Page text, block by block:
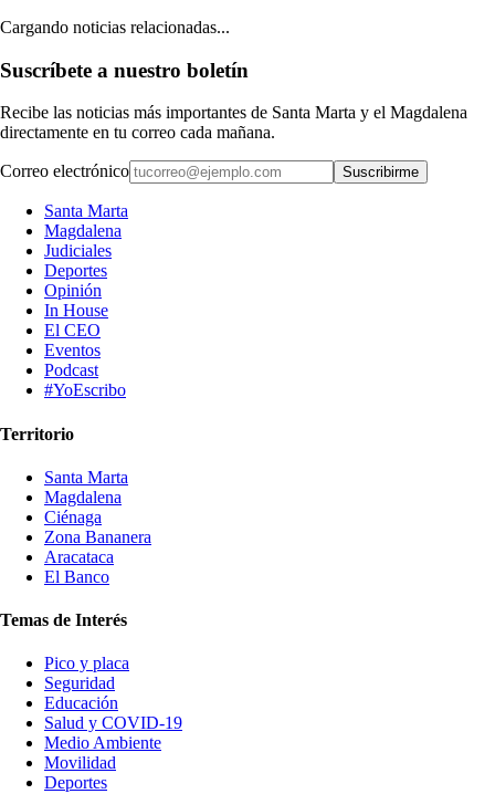
Cargando noticias relacionadas...
Suscríbete a nuestro boletín
Recibe las noticias más importantes de Santa Marta y el Magdalena
directamente en tu correo cada mañana.
Correo electrónico Suscribirme
Santa Marta
Magdalena
Judiciales
Deportes
Opinión
In House
El CEO
Eventos
Podcast
#YoEscribo
Territorio
Santa Marta
Magdalena
Ciénaga
Zona Bananera
Aracataca
El Banco
Temas de Interés
Pico y placa
Seguridad
Educación
Salud y COVID-19
Medio Ambiente
Movilidad
Deportes